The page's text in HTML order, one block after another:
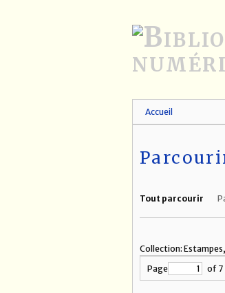
Accueil
Tout parcourir
Collection:
Page
of 7